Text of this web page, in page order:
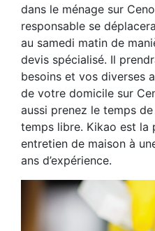
dans le ménage sur
responsable se
au samedi matin de
devis spécialisé. Il
besoins et vos diverses
de votre domicile sur
aussi prenez le temps
temps libre. Kikao est la
entretien de maison à
ans d’expérience.